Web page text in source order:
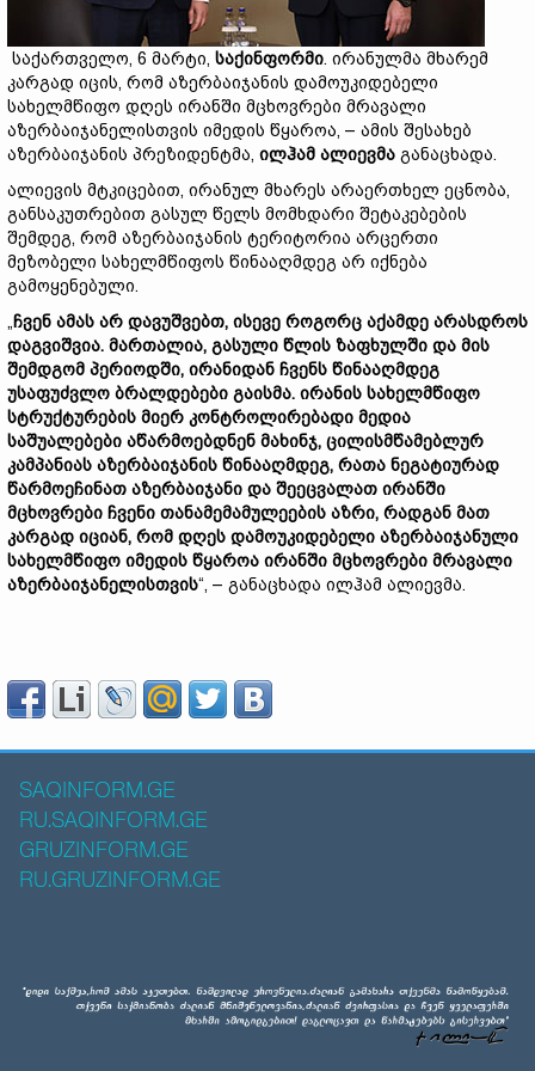
საქართველო, 6 მარტი, საქინფორმი. ირანულმა მხარემ
კარგად იცის, რომ აზერბაიჯანის დამოუკიდებელი
სახელმწიფო დღეს ირანში მცხოვრები მრავალი
აზერბაიჯანელისთვის იმედის წყაროა, – ამის შესახებ
აზერბაიჯანის პრეზიდენტმა, ილჰამ ალიევმა განაცხადა.
ალიევის მტკიცებით, ირანულ მხარეს არაერთხელ ეცნობა,
განსაკუთრებით გასულ წელს მომხდარი შეტაკებების
შემდეგ, რომ აზერბაიჯანის ტერიტორია არცერთი
მეზობელი სახელმწიფოს წინააღმდეგ არ იქნება
გამოყენებული.
„ჩვენ ამას არ დავუშვებთ, ისევე როგორც აქამდე არასდროს
დაგვიშვია. მართალია, გასული წლის ზაფხულში და მის
შემდგომ პერიოდში, ირანიდან ჩვენს წინააღმდეგ
უსაფუძვლო ბრალდებები გაისმა. ირანის სახელმწიფო
სტრუქტურების მიერ კონტროლირებადი მედია
საშუალებები აწარმოებდნენ მახინჯ, ცილისმწამებლურ
კამპანიას აზერბაიჯანის წინააღმდეგ, რათა ნეგატიურად
წარმოეჩინათ აზერბაიჯანი და შეეცვალათ ირანში
მცხოვრები ჩვენი თანამემამულეების აზრი, რადგან მათ
კარგად იციან, რომ დღეს დამოუკიდებელი აზერბაიჯანული
სახელმწიფო იმედის წყაროა ირანში მცხოვრები მრავალი
აზერბაიჯანელისთვის“, – განაცხადა ილჰამ ალიევმა.
SAQINFORM.GE
RU.SAQINFORM.GE
GRUZINFORM.GE
RU.GRUZINFORM.GE